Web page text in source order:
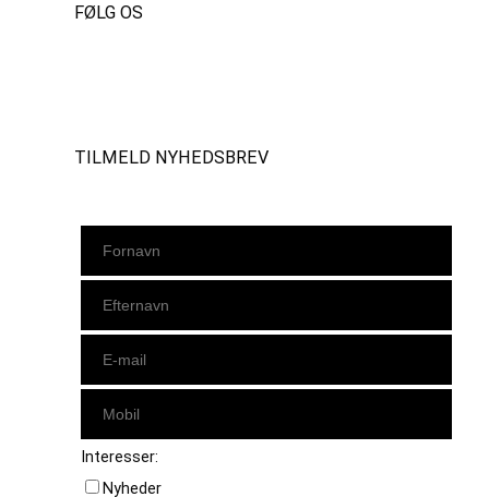
FØLG OS
TILMELD NYHEDSBREV
Interesser:
Nyheder